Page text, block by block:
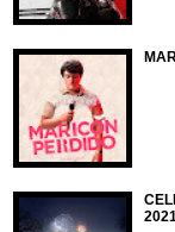
2021